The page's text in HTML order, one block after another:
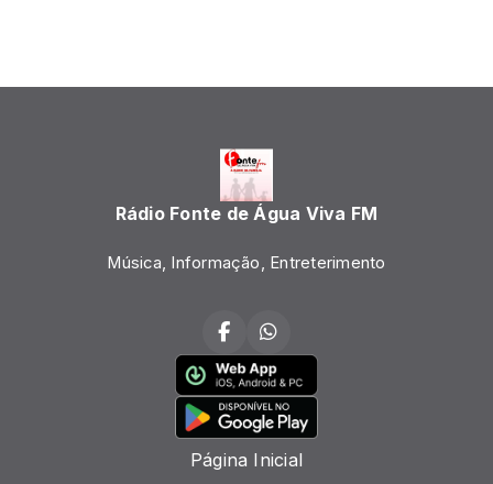
Rádio Fonte de Água Viva FM
Música, Informação, Entreterimento
Página Inicial